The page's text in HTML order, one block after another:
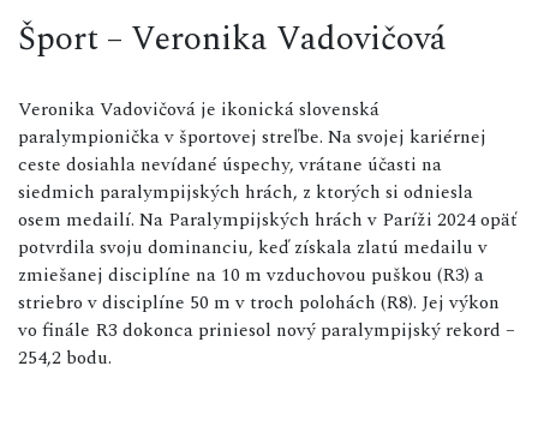
Šport – Veronika Vadovičová
Veronika Vadovičová je ikonická slovenská
paralympionička v športovej streľbe. Na svojej kariérnej
ceste dosiahla nevídané úspechy, vrátane účasti na
siedmich paralympijských hrách, z ktorých si odniesla
osem medailí. Na Paralympijských hrách v Paríži 2024 opäť
potvrdila svoju dominanciu, keď získala zlatú medailu v
zmiešanej disciplíne na 10 m vzduchovou puškou (R3) a
striebro v disciplíne 50 m v troch polohách (R8). Jej výkon
vo finále R3 dokonca priniesol nový paralympijský rekord –
254,2 bodu.